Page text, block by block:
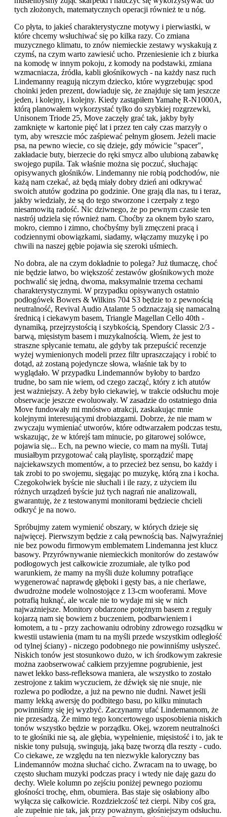
tych złożonych, matematycznych operacji również te u nóg.
Co płyta, to jakieś charakterystyczne motywy i pierwiastki, w
które chcemy wsłuchiwać się po kilka razy. Co zmiana
muzycznego klimatu, to znów niemieckie zestawy wyskakują z
czymś, na czym warto zawiesić ucho. Przeniesienie ich z biurka
na komodę w innym pokoju, z komody na podstawki, zmiana
wzmacniacza, źródła, kabli głośnikowych - na każdy nasz ruch
Lindemanny reagują niczym dziecko, które wygrzebując spod
choinki jeden prezent, dowiaduje się, że znajduje się tam jeszcze
jeden, i kolejny, i kolejny. Kiedy zastąpiłem Yamahę R-N1000A,
którą planowałem wykorzystać tylko do szybkiej rozgrzewki,
Unisonem Triode 25, Move zaczęły grać tak, jakby były
zamknięte w kartonie pięć lat i przez ten cały czas marzyły o
tym, aby wreszcie móc zaśpiewać pełnym głosem. Jeżeli macie
psa, na pewno wiecie, co się dzieje, gdy mówicie "spacer",
zakładacie buty, bierzecie do ręki smycz albo ulubioną zabawkę
swojego pupila. Tak właśnie można się poczuć, słuchając
opisywanych głośników. Lindemanny nie robią podchodów, nie
każą nam czekać, aż będą miały dobry dzień ani odkrywać
swoich atutów godzina po godzinie. One grają dla nas, tu i teraz,
jakby wiedziały, że są do tego stworzone i czerpały z tego
niesamowitą radość. Nic dziwnego, że po pewnym czasie ten
nastrój udziela się również nam. Choćby za oknem było szaro,
mokro, ciemno i zimno, choćbyśmy byli zmęczeni pracą i
codziennymi obowiązkami, siadamy, włączamy muzykę i po
chwili na naszej gębie pojawia się szeroki uśmiech.
No dobra, ale na czym dokładnie to polega? Już tłumaczę, choć
nie będzie łatwo, bo większość zestawów głośnikowych może
pochwalić się jedną, dwoma, maksymalnie trzema cechami
charakterystycznymi. W przypadku opisywanych ostatnio
podłogówek Bowers & Wilkins 704 S3 będzie to z pewnością
neutralność, Revival Audio Atalante 5 odznaczają się namacalną
średnicą i ciekawym basem, Triangle Magellan Cello 40th -
dynamiką, przejrzystością i szybkością, Spendory Classic 2/3 -
barwą, mięsistym basem i muzykalnością. Wiem, że jest to
straszne spłycanie tematu, ale gdyby tak przepuścić recenzje
wyżej wymienionych modeli przez filtr upraszczający i robić to
dotąd, aż zostaną pojedyncze słowa, właśnie tak by to
wyglądało. W przypadku Lindemannów byłoby to bardzo
trudne, bo sam nie wiem, od czego zacząć, który z ich atutów
jest ważniejszy. A żeby było ciekawiej, w trakcie odsłuchu moje
obserwacje jeszcze ewoluowały. W zasadzie do ostatniego dnia
Move fundowały mi mnóstwo atrakcji, zaskakując mnie
kolejnymi interesującymi drobiazgami. Dobrze, że nie mam w
zwyczaju wymieniać utworów, które odtwarzałem podczas testu,
wskazując, że w którejś tam minucie, po gitarowej solówce,
pojawia się... Ech, na pewno wiecie, co mam na myśli. Tutaj
musiałbym przygotować całą playlistę, sporządzić mapę
najciekawszych momentów, a to przecież bez sensu, bo każdy i
tak zrobi to po swojemu, sięgając po muzykę, którą zna i kocha.
Czegokolwiek byście nie słuchali i ile razy, z użyciem ilu
różnych urządzeń byście już tych nagrań nie analizowali,
gwarantuję, że z testowanymi monitorami będziecie chcieli
odkryć je na nowo.
Spróbujmy zatem wymienić obszary, w których dzieje się
najwięcej. Pierwszym będzie z całą pewnością bas. Najwyraźniej
nie bez powodu firmowym emblematem Lindemanna jest klucz
basowy. Przyrównywanie niemieckich monitorów do zestawów
podłogowych jest całkowicie zrozumiałe, ale tylko pod
warunkiem, że mamy na myśli duże kolumny potrafiące
wygenerować naprawdę głęboki i gęsty bas, a nie cherlawe,
dwudrożne modele wolnostojące z 13-cm wooferami. Move
potrafią huknąć, ale wcale nie to wydaje mi się w nich
najważniejsze. Monitory obdarzone potężnym basem z reguły
kojarzą nam się bowiem z buczeniem, podbarwieniem i
łomotem, a tu - przy zachowaniu odrobiny zdrowego rozsądku w
kwestii ustawienia (mam tu na myśli przede wszystkim odległość
od tylnej ściany) - niczego podobnego nie powinniśmy usłyszeć.
Niskich tonów jest stosunkowo dużo, w ich środkowym zakresie
można zaobserwować całkiem przyjemne pogrubienie, jest
nawet lekko bass-refleksowa maniera, ale wszystko to zostało
zestrojone z takim wyczuciem, że dźwięk się nie snuje, nie
rozlewa po podłodze, a już na pewno nie dudni. Nawet jeśli
mamy lekką awersję do podbitego basu, po kilku minutach
powinniśmy się jej wyzbyć. Zaczynamy ufać Lindemannom, że
nie przesadzą. Że mimo tego koncertowego usposobienia niskich
tonów wszystko będzie w porządku. Okej, wzorem neutralności
to te głośniki nie są, ale głębia, wypełnienie, mięsistość i to, jak te
niskie tony pulsują, swingują, jaką bazę tworzą dla reszty - cudo.
Co ciekawe, ze względu na ten niezwykle kaloryczny bas
Lindemannów można słuchać cicho. Zwracam na to uwagę, bo
często słucham muzyki podczas pracy i wtedy nie daję gazu do
dechy. Wiele kolumn po zejściu poniżej pewnego poziomu
głośności trochę, ehm, obumiera. Bas staje się osłabiony albo
wyłącza się całkowicie. Rozdzielczość też cierpi. Niby coś gra,
ale zupełnie nie tak, jak przy poważnym, głośniejszym odsłuchu.